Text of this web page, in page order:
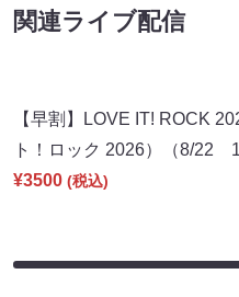
関連ライブ配信
【早割】LOVE IT! ROCK
ト！ロック 2026）（8/22
¥3500 (税込)